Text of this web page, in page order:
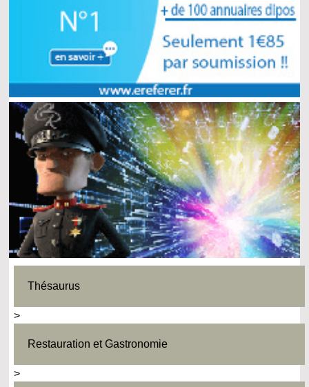
Thésaurus
>
Restauration et Gastronomie
>